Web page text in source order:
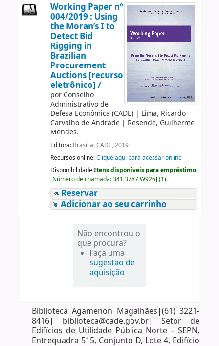
Working Paper nº
004/2019 : Using
the Moran’s I to
Detect Bid
Rigging in
Brazilian
Procurement
Auctions [recurso
eletrônico] /
por Conselho
Administrativo de
Defesa Econômica (CADE)| Lima, Ricardo
Carvalho de Andrade| Resende, Guilherme
Mendes.
Editora: Brasília: CADE, 2019
Recursos online:Clique aqui para acessar online
Disponibilidade:Itens disponíveis para empréstimo:
[Número de chamada:341.3787 W926] (1).
Reservar
Adicionar ao seu carrinho
Não encontrou o
que procura?
Faça uma
sugestão de
aquisição
Biblioteca Agamenon Magalhães|(61) 3221-
8416| biblioteca@cade.gov.br| Setor de
Edifícios de Utilidade Pública Norte – SEPN,
Entrequadra 515, Conjunto D, Lote 4, Edifício